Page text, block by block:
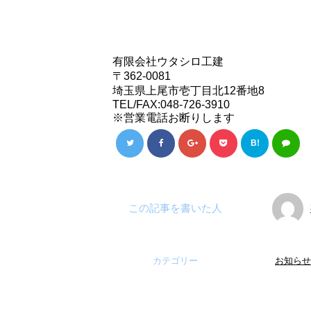
有限会社ウタシロ工建
〒362-0081
埼玉県上尾市壱丁目北12番地8
TEL/FAX:048-726-3910
※営業電話お断りします
B!
この記事を書いた人
カテゴリー お知らせ